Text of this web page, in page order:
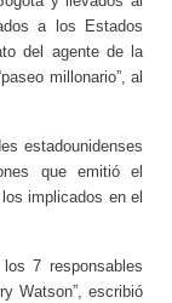
a los Estados
del agente de la
millonario”, al
estadounidenses
que emitió el
implicados en el
7 responsables
Watson”, escribió